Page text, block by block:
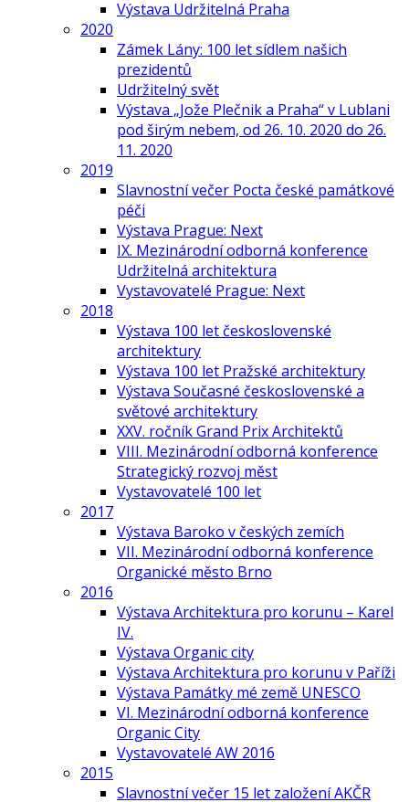
Výstava Udržitelná Praha
2020
Zámek Lány: 100 let sídlem našich
prezidentů
Udržitelný svět
Výstava „Jože Plečnik a Praha“ v Lublani
pod širým nebem, od 26. 10. 2020 do 26.
11. 2020
2019
Slavnostní večer Pocta české památkové
péči
Výstava Prague: Next
IX. Mezinárodní odborná konference
Udržitelná architektura
Vystavovatelé Prague: Next
2018
Výstava 100 let československé
architektury
Výstava 100 let Pražské architektury
Výstava Současné československé a
světové architektury
XXV. ročník Grand Prix Architektů
VIII. Mezinárodní odborná konference
Strategický rozvoj měst
Vystavovatelé 100 let
2017
Výstava Baroko v českých zemích
VII. Mezinárodní odborná konference
Organické město Brno
2016
Výstava Architektura pro korunu – Karel
IV.
Výstava Organic city
Výstava Architektura pro korunu v Paříži
Výstava Památky mé země UNESCO
VI. Mezinárodní odborná konference
Organic City
Vystavovatelé AW 2016
2015
Slavnostní večer 15 let založení AKČR